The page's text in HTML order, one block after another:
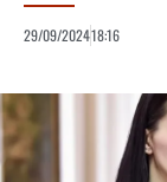
29/09/202418:16